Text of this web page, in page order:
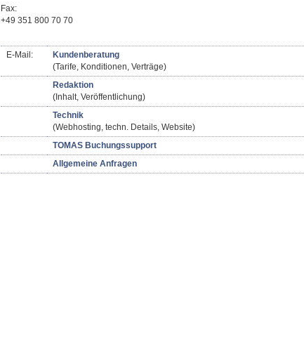
Fax:
+49 351 800 70 70
E-Mail:
Kundenberatung
(Tarife, Konditionen, Verträge)
Redaktion
(Inhalt, Veröffentlichung)
Technik
(Webhosting, techn. Details, Website)
TOMAS Buchungssupport
Allgemeine Anfragen